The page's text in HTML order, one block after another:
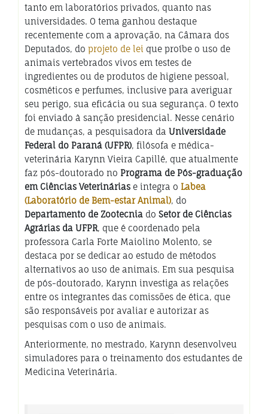
tanto em laboratórios privados, quanto nas
universidades. O tema ganhou destaque
recentemente com a aprovação, na Câmara dos
Deputados, do projeto de lei que proíbe o uso de
animais vertebrados vivos em testes de
ingredientes ou de produtos de higiene pessoal,
cosméticos e perfumes, inclusive para averiguar
seu perigo, sua eficácia ou sua segurança. O texto
foi enviado à sanção presidencial. Nesse cenário
de mudanças, a pesquisadora da Universidade
Federal do Paraná (UFPR), filósofa e médica-
veterinária Karynn Vieira Capillé, que atualmente
faz pós-doutorado no Programa de Pós-graduação
em Ciências Veterinárias e integra o Labea
(Laboratório de Bem-estar Animal), do
Departamento de Zootecnia do Setor de Ciências
Agrárias da UFPR, que é coordenado pela
professora Carla Forte Maiolino Molento, se
destaca por se dedicar ao estudo de métodos
alternativos ao uso de animais. Em sua pesquisa
de pós-doutorado, Karynn investiga as relações
entre os integrantes das comissões de ética, que
são responsáveis por avaliar e autorizar as
pesquisas com o uso de animais.
Anteriormente, no mestrado, Karynn desenvolveu
simuladores para o treinamento dos estudantes de
Medicina Veterinária.